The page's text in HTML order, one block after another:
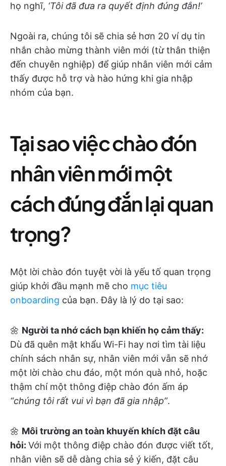
họ nghĩ, ‘Tôi đã đưa ra quyết định đúng đắn!’
Ngoài ra, chúng tôi sẽ chia sẻ hơn 20 ví dụ tin
nhắn chào mừng thành viên mới (từ thân thiện
đến chuyên nghiệp) để giúp nhân viên mới cảm
thấy được hỗ trợ và hào hứng khi gia nhập
nhóm của bạn.
Tại sao việc chào đón
nhân viên mới một
cách đúng đắn lại quan
trọng?
Một lời chào đón tuyệt vời là yếu tố quan trọng
giúp khởi đầu mạnh mẽ cho mục tiêu
onboarding của bạn. Đây là lý do tại sao:
🌼 Người ta nhớ cách bạn khiến họ cảm thấy:
Dù đã quên mật khẩu Wi-Fi hay nơi tìm tài liệu
chính sách nhân sự, nhân viên mới vẫn sẽ nhớ
một lời chào chu đáo, một món quà nhỏ, hoặc
thậm chí một thông điệp chào đón ấm áp
“chúng tôi rất vui vì bạn đã gia nhập”.
🌼 Môi trường an toàn khuyến khích đặt câu
hỏi: Với một thông điệp chào đón được viết tốt,
nhân viên sẽ dễ dàng chia sẻ ý kiến, đặt câu